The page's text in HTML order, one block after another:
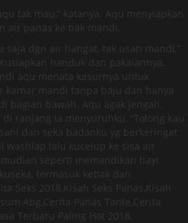
tak mau,” katanya. Aqu menyiapkan
air panas ke bak mandi.
saja dgn air hangat, tak usah mandi,”
handuk dan pakaiannya.
aqu menata kasurnya untuk
kamar mandi tanpa baju dan hanya
bagian bawah. Aqu agak jengah.
ranjang ia menyuruhku, “Tolong kau
dan seka badanku yg berkeringat
washlap lalu kucelup ke sisa air
seperti memandikan bayi
termasuk ketiak dan
Seks 2018,Kisah Seks Panas,Kisah
Abg,Cerita Panas Tante,Cerita
Terbaru Paling Hot 2018.